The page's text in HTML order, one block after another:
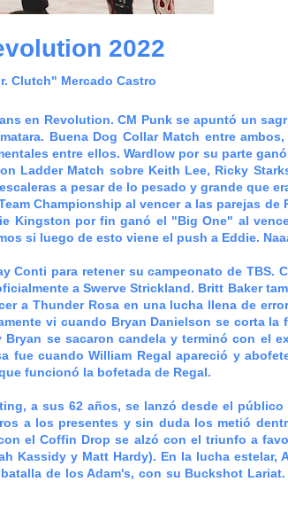
2022
Clutch" Mercado Castro
en Revolution. CM Punk se apuntó un
Buena Dog Collar Match entre
entre ellos. Wardlow por su parte
Ladder Match sobre Keith Lee, Ricky
a pesar de lo pesado y grande que
Championship al vencer a las parejas de
Kingston por fin ganó el "Big One" al
si luego de esto viene el push a Eddie.
para retener su campeonato de TBS.
a Swerve Strickland. Britt Baker
a Thunder Rosa en una lucha llena de
vi cuando Bryan Danielson se corta la
se sacaron candela y terminó con el
fue cuando William Regal apareció y
funcionó la bofetada de Regal.
a sus 62 años, se lanzó desde el público
a los presentes y sin duda los metió
el Coffin Drop se alzó con el triunfo a
Kassidy y Matt Hardy). En la lucha estelar,
de los Adam's, con su Buckshot